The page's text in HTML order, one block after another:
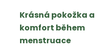
Krásná pokožka a
komfort během
menstruace